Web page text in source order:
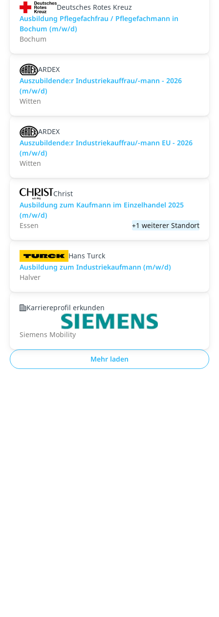
Deutsches Rotes Kreuz
Ausbildung Pflegefachfrau / Pflegefachmann in
Bochum (m/w/d)
Bochum
ARDEX
Auszubildende:r Industriekauffrau/-mann - 2026
(m/w/d)
Witten
ARDEX
Auszubildende:r Industriekauffrau/-mann EU - 2026
(m/w/d)
Witten
Christ
Ausbildung zum Kaufmann im Einzelhandel 2025
(m/w/d)
Essen
+1 weiterer Standort
Hans Turck
Ausbildung zum Industriekaufmann (m/w/d)
Halver
Karriereprofil erkunden
Siemens Mobility
Mehr laden